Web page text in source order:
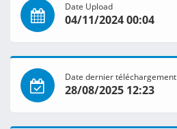
Date Upload
04/11/2024 00:04
Date dernier téléchargement
28/08/2025 12:23